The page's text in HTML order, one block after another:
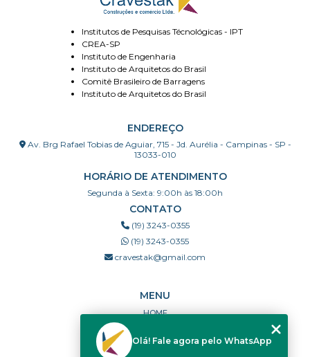
Institutos de Pesquisas Técnológicas - IPT
CREA-SP
Instituto de Engenharia
Instituto de Arquitetos do Brasil
Comitê Brasileiro de Barragens
Instituto de Arquitetos do Brasil
ENDEREÇO
Av. Brg Rafael Tobias de Aguiar, 715 - Jd. Aurélia - Campinas - SP -
13033-010
HORÁRIO DE ATENDIMENTO
Segunda à Sexta: 9:00h às 18:00h
CONTATO
(19) 3243-0355
(19) 3243-0355
cravestak@gmail.com
MENU
HOME
PORTFÓLIO
Olá! Fale agora pelo WhatsApp